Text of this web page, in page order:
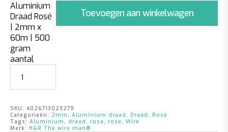
Aluminium
Draad Rosé
| 2mm x
60m | 500
gram
aantal
Toevoegen aan winkelwagen
SKU: 4026713023279
Categorieën: 2mm , Aluminium draad , Draad , Rosé
Tags: Aluminium , draad , rosa , rose , Wire
Merk: H&R The wire man®